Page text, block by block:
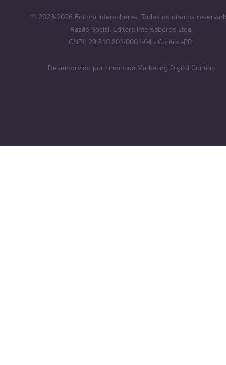
© 2023-2026 Editora Intersaberes. Todos os direitos
Razão Social: Editora Intersaberes Ltda.
CNPJ: 23.310.601/0001-04 - Curitiba-PR.
Desenvolvido porLimonada Marketing Digital Curitiba